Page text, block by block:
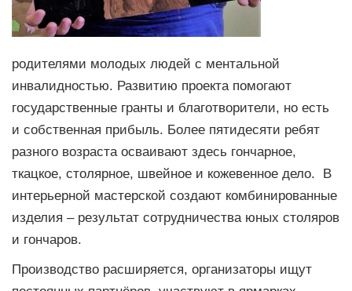
родителями молодых людей с ментальной
инвалидностью. Развитию проекта помогают
государственные гранты и благотворители, но есть
и собственная прибыль. Более пятидесяти ребят
разного возраста осваивают здесь гончарное,
ткацкое, столярное, швейное и кожевенное дело. В
интерьерной мастерской создают комбинированные
изделия – результат сотрудничества юных столяров
и гончаров.
Производство расширяется, организаторы ищут